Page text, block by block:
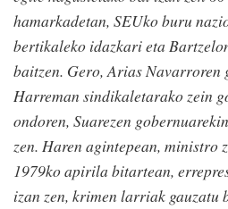
hamarkadetan, SEUko buru
bertikaleko idazkari eta
baitzen. Gero, Arias Navarroren
Harreman sindikaletarako zein
ondoren, Suarezen
zen. Haren agintepean, ministro
1979ko apirila bitartean,
izan zen, krimen larriak gauzatu